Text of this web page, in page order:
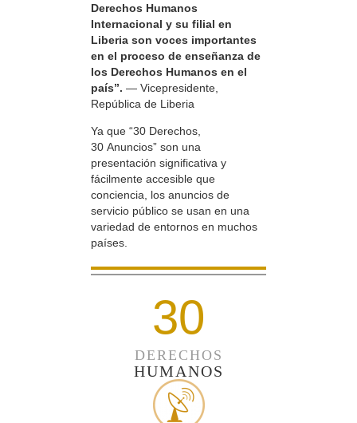
Derechos Humanos
Internacional y su filial en
Liberia son voces importantes
en el proceso de enseñanza de
los Derechos Humanos en el
país”. — Vicepresidente,
República de Liberia
Ya que “30 Derechos,
30 Anuncios” son una
presentación significativa y
fácilmente accesible que
conciencia, los anuncios de
servicio público se usan en una
variedad de entornos en muchos
países.
30
DERECHOS
HUMANOS